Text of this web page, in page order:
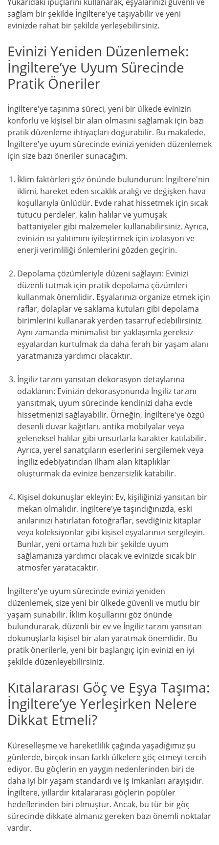
sağlam bir şekilde İngiltere'ye taşıyabilir ve yeni
evinizde rahat bir şekilde yerleşebilirsiniz.
Evinizi Yeniden Düzenlemek:
İngiltere’ye Uyum Sürecinde
Pratik Öneriler
İngiltere'ye taşınma süreci, yeni bir ülkede evinizin
konforlu ve kişisel bir alan olmasını sağlamak için bazı
pratik düzenleme ihtiyaçları doğurabilir. Bu makalede,
İngiltere'ye uyum sürecinde evinizi yeniden düzenlemek
için size bazı öneriler sunacağım.
İklim faktörleri göz önünde bulundurun: İngiltere'nin
iklimi, hareket eden sıcaklık aralığı ve değişken hava
koşullarıyla ünlüdür. Evde rahat hissetmek için sıcak
tutucu perdeler, kalın halılar ve yumuşak
battaniyeler gibi malzemeler kullanabilirsiniz. Ayrıca,
evinizin ısı yalıtımını iyileştirmek için izolasyon ve
enerji verimliliği önlemlerini gözden geçirin.
Depolama çözümleriyle düzeni sağlayın: Evinizi
düzenli tutmak için pratik depolama çözümleri
kullanmak önemlidir. Eşyalarınızı organize etmek için
raflar, dolaplar ve saklama kutuları gibi depolama
birimlerini kullanarak yerden tasarruf edebilirsiniz.
Aynı zamanda minimalist bir yaklaşımla gereksiz
eşyalardan kurtulmak da daha ferah bir yaşam alanı
yaratmanıza yardımcı olacaktır.
İngiliz tarzını yansıtan dekorasyon detaylarına
odaklanın: Evinizin dekorasyonunda İngiliz tarzını
yansıtmak, uyum sürecinde kendinizi daha evde
hissetmenizi sağlayabilir. Örneğin, İngiltere'ye özgü
desenli duvar kağıtları, antika mobilyalar veya
geleneksel halılar gibi unsurlarla karakter katılabilir.
Ayrıca, yerel sanatçıların eserlerini sergilemek veya
İngiliz edebiyatından ilham alan kitaplıklar
oluşturmak da evinize benzersizlik katabilir.
Kişisel dokunuşlar ekleyin: Ev, kişiliğinizi yansıtan bir
mekan olmalıdır. İngiltere'ye taşındığınızda, eski
anılarınızı hatırlatan fotoğraflar, sevdiğiniz kitaplar
veya koleksiyonlar gibi kişisel eşyalarınızı sergileyin.
Bunlar, yeni ortama hızlı bir şekilde uyum
sağlamanıza yardımcı olacak ve evinizde sıcak bir
atmosfer yaratacaktır.
İngiltere'ye uyum sürecinde evinizi yeniden
düzenlemek, size yeni bir ülkede güvenli ve mutlu bir
yaşam sunabilir. İklim koşullarını göz önünde
bulundurarak, düzenli bir ev ve İngiliz tarzını yansıtan
dokunuşlarla kişisel bir alan yaratmak önemlidir. Bu
pratik önerilerle, yeni bir başlangıç için evinizi en iyi
şekilde düzenleyebilirsiniz.
Kıtalararası Göç ve Eşya Taşıma:
İngiltere’ye Yerleşirken Nelere
Dikkat Etmeli?
Küreselleşme ve hareketlilik çağında yaşadığımız şu
günlerde, birçok insan farklı ülkelere göç etmeyi tercih
ediyor. Bu göçlerin en yaygın nedenlerinden biri de
daha iyi bir yaşam standardı ve iş imkanları arayışıdır.
İngiltere, yıllardır kıtalararası göçlerin popüler
hedeflerinden biri olmuştur. Ancak, bu tür bir göç
sürecinde dikkate almanız gereken bazı önemli noktalar
vardır.